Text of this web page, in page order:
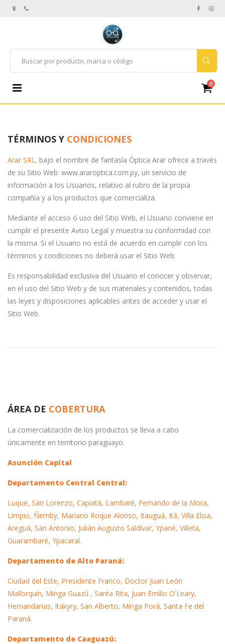
0
TÉRMINOS Y CONDICIONES
Arar SRL. bajo el nombre de fantasía Óptica Arar ofrece a través
de su Sitio Web: www.araroptica.com.py, un servicio de
información a los Usuarios, relativo al rubro de la propia
compañía y a los productos que comercializa.
Mediante el acceso ó uso del Sitio Web, el Usuario conviene en
cumplir el presente Aviso Legal y muestra su conformidad con
la misma. Si el Usuario no está de acuerdo en cumplir con los
términos y condiciones no deberá usar el Sitio Web.
Es responsabilidad exclusiva del Usuario el conocer y observar,
en el uso del Sitio Web y de sus materiales y contenidos, todas
las leyes y disposiciones aplicables antes de acceder y usar el
Sitio Web.
ÁREA DE COBERTURA
La comercialización de los productos se lleva a cabo
únicamente en territorio paraguayo.
Asunción Capital
Departamento Central Central:
Luque, San Lorenzo, Capiatá, Lambaré, Fernando de la Mora,
Limpio, Ñemby, Mariano Roque Alonso, Itauguá, Itá, Villa Elisa,
Areguá, San Antonio, Julián Augusto Saldívar, Ypané, Villeta,
Guarambaré, Ypacaraí.
Departamento de Alto Paraná:
Ciudad del Este, Presidente Franco, Doctor Juan León
Mallorquín, Minga Guazú , Santa Rita, Juan Emilio O'Leary,
Hernandarias, Itakyry, San Alberto, Minga Porá, Santa Fe del
Paraná.
Departamento de Caaguazú: